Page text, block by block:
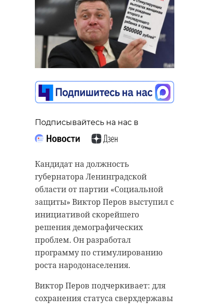
Подписывайтесь на нас в
Кандидат на должность
губернатора Ленинградской
области от партии «Социальной
защиты» Виктор Перов выступил с
инициативой скорейшего
решения демографических
проблем. Он разработал
программу по стимулированию
роста народонаселения.
Виктор Перов подчеркивает: для
сохранения статуса сверхдержавы